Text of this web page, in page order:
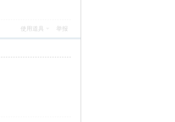
使用道具 举报